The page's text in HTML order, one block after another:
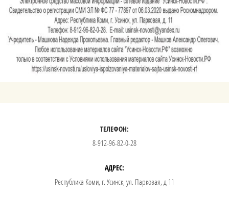
ТЕЛЕФОН:
8-912-96-82-0-28
АДРЕС:
Республика Коми, г. Усинск, ул. Парковая, д 11